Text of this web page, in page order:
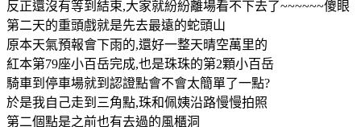
反正還沒有等到結束,大家就紛紛離場看不下去了~~~~~~傻眼
第二天的重頭戲就是先去最遠的蛇頭山
原本天氣預報會下雨的,還好一整天晴空萬里的
紅本第79座小百岳完成,也是珠珠的第2顆小百岳
騎車到停車場就到認證點會不會太簡單了一點?
於是我自己走到三角點,珠和佩姨沿路慢慢拍照
第二個點是之前也有去過的風櫃洞